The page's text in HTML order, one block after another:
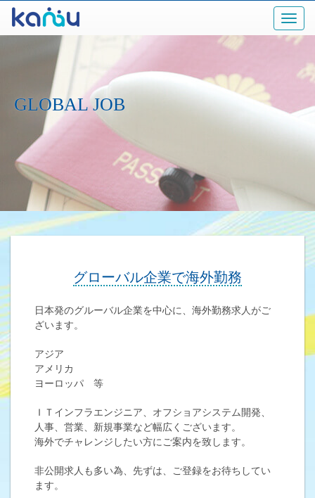
GLOBAL JOB
グローバル企業で海外勤務
日本発のグルーバル企業を中心に、海外勤務求人がご
ざいます。
アジア
アメリカ
ヨーロッパ 等
ＩＴインフラエンジニア、オフショアシステム開発、
人事、営業、新規事業など幅広くございます。
海外でチャレンジしたい方にご案内を致します。
非公開求人も多い為、先ずは、ご登録をお待ちしてい
ます。